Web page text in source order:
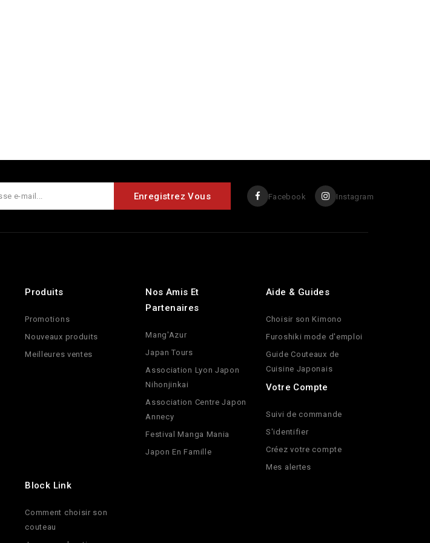
Facebook Instagram
Produits
Promotions
Nouveaux produits
Meilleures ventes
Nos Amis Et
Partenaires
Mang'Azur
Japan Tours
Association Lyon Japon
Nihonjinkai
Association Centre Japon
Annecy
Festival Manga Mania
Japon En Famille
Aide & Guides
Choisir son Kimono
Furoshiki mode d'emploi
Guide Couteaux de
Cuisine Japonais
Votre Compte
Suivi de commande
S'identifier
Créez votre compte
Mes alertes
Block Link
Comment choisir son
couteau